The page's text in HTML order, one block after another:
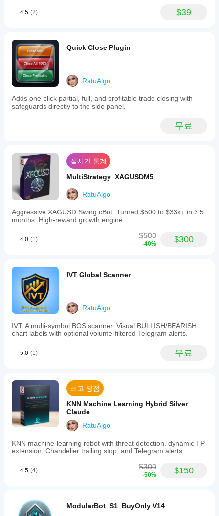
있습니다. 거래가 손실 구간에 들어가면 수동으로 닫고 싶
IX 프로토콜은 인간의 눈으로는 볼 수 없는 확률을 계산합
니다. 모멘텀, 변동성, 추세 기울기를 밀리초 단위로 분석
합니다. 개입하면 수학적 우위를 깨뜨립니다. 논리를 신뢰
하고 봇이 진입, 관리, 청산의 전체 사이클을 실행하도록
하세요. 편안히 앉아 시간이 지남에 따라 자본 곡선이 성
장하는 것을 지켜보세요.
이것은 도박이 아니라 계산된 공격입니다. 자본을 보호하
변동성 크기 조정: 시장은 항상 같은 속도로 움직이지
않으므로 거래 크기도 같을 필요가 없습니다. 봇은 시
장 변동성(ATR)을 자동으로 읽습니다. 시장이 조용하
면 가치를 포착하기 위해 크기를 키우고, 시장이 혼란
스러우면 안전을 위해 크기를 줄입니다.
"점수 매기기" 엔진: 각 거래 전에 봇은 복잡한 내부
다. 거래가 위험해 보이면(낮은 점수) 봇은 자동으로
"방어 모드"로 전환하여 즉시 손절매를 조정하거나 거
샹들리에 추적:
"샹들리에 종료"를 활성화합니다. 이는 가격 뒤에 위
치하는 스마트 추적 손절매로, 이익을 고정하면서도
거래가 충분히 움직일 공간을 제공합니다. 너무 많은
극히 드문 심각한 불리한 시장 상황이 발
생할 경우, 긴급 프로토콜이 대기하여 손실이 재앙으
위험에 대한 친절한 안내
금융 시장 거래는 흥미진진한 여정이지만 항상 위험이 따
른다는 점을 기억하는 것이 중요합니다. EURUSD IX 프
추고 있지만, 어떤 시스템도 100% 미래를 예측할 수 없습
니다. 과거 수익(예: 142회의 연승 기록!)은 좋은 신호이지
만 미래 결과를 보장하지 않습니다. 이 봇을 투자 도구 중
강력한 무기로 여기고 현명하게 투자하며 감당할 수 없는
这里为您准备了
달
수
있
습
니
다.
현
재
사
에
서
봇
을
테
스
트
해
면
시
어
떤
성
능
을
보
는
하
는
도
움
됩
니
4.5 (2) $39
Quick Close Plugin
RatuAlgo
Adds one-click partial, full, and profitable trade closing with
safeguards directly to the side panel.
무료
실시간 통계
MultiStrategy_XAGUSDM5
RatuAlgo
Aggressive XAGUSD Swing cBot. Turned $500 to $33k+ in 3.5
months. High-reward growth engine.
4.0 (1) $500
-40% $300
IVT Global Scanner
RatuAlgo
IVT: A multi-symbol BOS scanner. Visual BULLISH/BEARISH
chart labels with optional volume-filtered Telegram alerts.
5.0 (1) 무료
최고 평점
KNN Machine Learning Hybrid Silver
Claude
RatuAlgo
KNN machine-learning robot with threat detection, dynamic TP
extension, Chandelier trailing stop, and Telegram alerts.
4.5 (4) $300
-50% $150
ModularBot_S1_BuyOnly V14